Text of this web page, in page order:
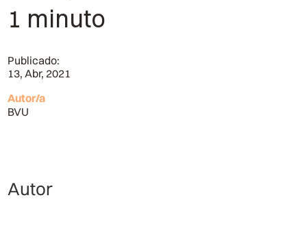
1 minuto
Publicado:
13, Abr, 2021
Autor/a
BVU
Autor